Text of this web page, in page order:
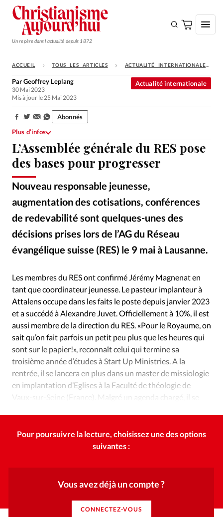
Un repère dans l'actualité depuis 1872
S'ABONNER
Monde
Opinions
Tous les articles
Faire un don
Emploi
Se connecter
Édition: Internationale
CHF
Tous les articles
Actualité chrétienne
Actualité internationale
Chronique
Culture
Dossier
Eglises Foi Génération réveil
Monde
Opinions
Publireportage
Relations Aujourd'hui
Société
Tour du monde des Eglises
Trait d'Ixène
Vécu
Vie Intérieure
ACCUEIL TOUS LES ARTICLES ACTUALITÉ INTERNATIONALE
L’Assemblée générale du RES pose
des bases pour progresser
Nouveau responsable jeunesse,
augmentation des cotisations, conférences
de redevabilité sont quelques-unes des
décisions prises lors de l’AG du Réseau
évangélique suisse (RES) le 9 mai à Lausanne.
Actualité internationale
ParGeoffrey Leplang
30 Mai 2023
Mis à jour le 25 Mai 2023
Partager:
Abonnés
Plus d’infos
©RES
Les membres du RES ont confirmé Jérémy Magnenat en
tant que coordinateur jeunesse. Le pasteur implanteur à
Attalens occupe dans les faits le poste depuis janvier 2023
et a succédé à Alexandre Juvet. Officiellement à 10%, il est
aussi membre de la direction du RES. «Pour le Royaume, on
sait qu’on fait parfois un petit peu plus que les heures qui
sont sur le papier!», reconnaît celui qui termine sa
troisième année d’études à Start Up Ministries. A la
rentrée, il se lancera en plus dans un master de missiologie
en implantation d’Eglises à la Faculté de théologie de
Vaux-sur-Seine (France). Malgré un agenda chargé, il se
Pour poursuivre la lecture, choisissez une des options
suivantes :
Vous avez déjà un compte ?
CONNECTEZ-VOUS